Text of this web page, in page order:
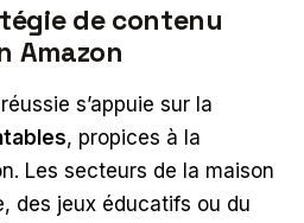
de contenu
Amazon
s’appuie sur la
, propices à la
Les secteurs de la maison
des jeux éducatifs ou du